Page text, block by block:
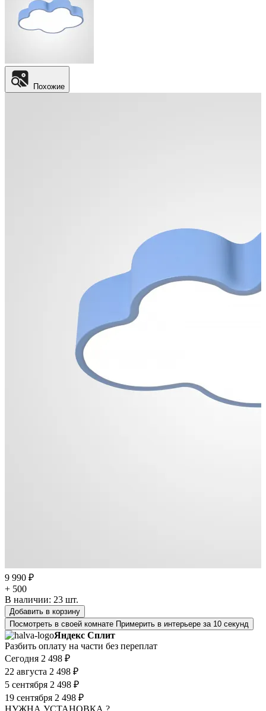
Похожие
9 990 ₽
+ 500
В наличии: 23 шт.
Добавить в корзину
Посмотреть в своей комнате Примерить в интерьере за 10 секунд
Яндекс Сплит
Разбить оплату на части без переплат
Сегодня 2 498 ₽
22 августа 2 498 ₽
5 сентября 2 498 ₽
19 сентября 2 498 ₽